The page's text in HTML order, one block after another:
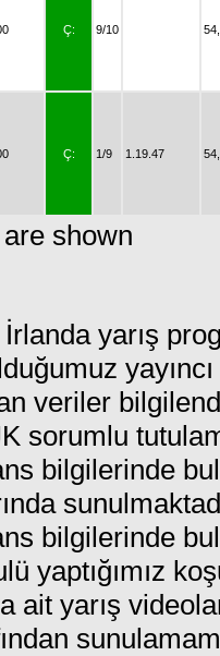
Ç: 9/10
Ç: 1/9 1.19.47
shown
yarış
veriler
sorumlu
bilgilerinde
bilgilerinde
yaptığımız
ait yarış